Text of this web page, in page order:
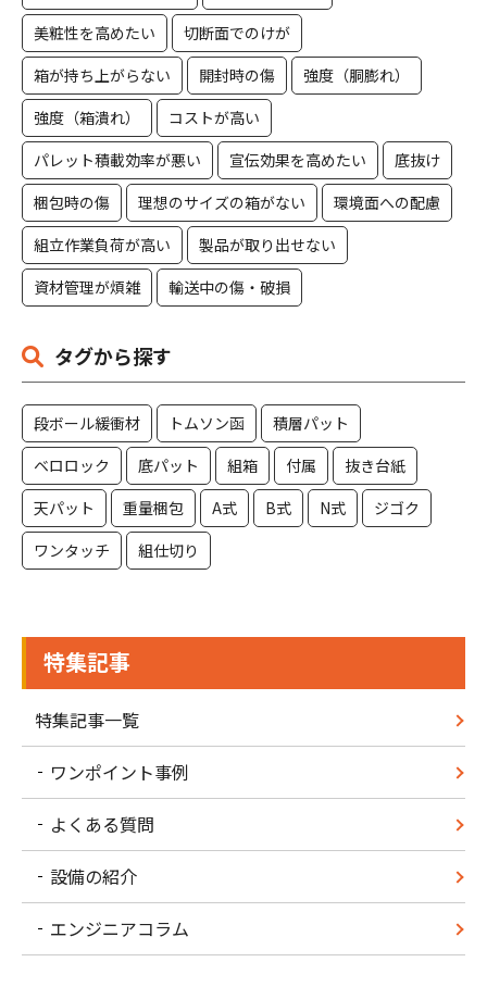
美粧性を高めたい
切断面でのけが
箱が持ち上がらない
開封時の傷
強度（胴膨れ）
強度（箱潰れ）
コストが高い
パレット積載効率が悪い
宣伝効果を高めたい
底抜け
梱包時の傷
理想のサイズの箱がない
環境面への配慮
組立作業負荷が高い
製品が取り出せない
資材管理が煩雑
輸送中の傷・破損
タグから探す
段ボール緩衝材 トムソン函
積層パット
ベロロック
底パット 組箱 付属
抜き台紙
天パット
重量梱包 A式 B式 N式
ジゴク
ワンタッチ
組仕切り
特集記事
特集記事一覧
ワンポイント事例
よくある質問
設備の紹介
エンジニアコラム